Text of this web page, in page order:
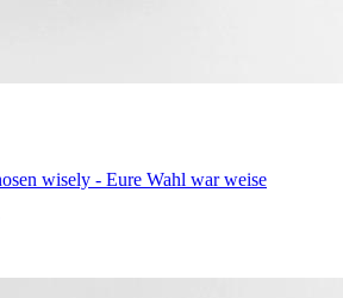
wisely - Eure Wahl war weise